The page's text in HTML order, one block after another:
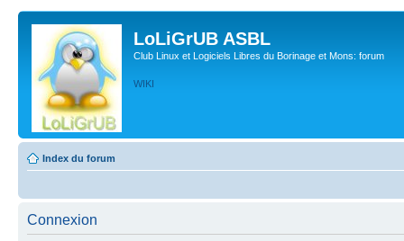
LoLiGrUB ASBL
Club Linux et Logiciels Libres du Borinage et Mons: forum
WIKI
Index du forum
Connexion